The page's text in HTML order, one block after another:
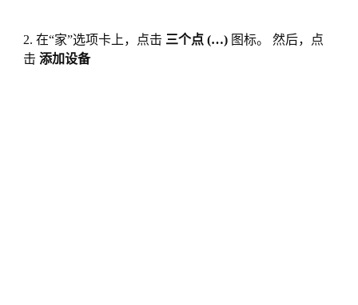
2. 在“家”选项卡上，点击 三个点 (…)图标。 然后，点
击 添加设备